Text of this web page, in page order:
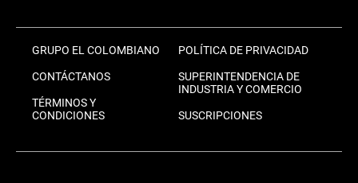
GRUPO EL COLOMBIANO
CONTÁCTANOS
TÉRMINOS Y
CONDICIONES
POLÍTICA DE PRIVACIDAD
SUPERINTENDENCIA DE
INDUSTRIA Y COMERCIO
SUSCRIPCIONES